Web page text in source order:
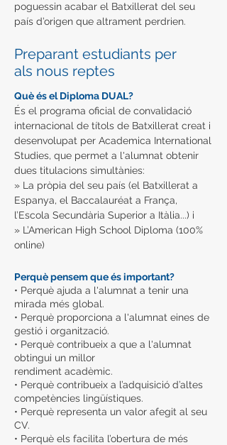
poguessin acabar el Batxillerat del seu
país d’origen que altrament perdrien.
Preparant estudiants per
als nous reptes
Què és el Diploma DUAL?
És el programa oficial de convalidació
internacional de títols de Batxillerat creat i
desenvolupat per Academica International
Studies, que permet a l'alumnat obtenir
dues titulacions simultànies:
» La pròpia del seu país (el Batxillerat a
Espanya, el Baccalauréat a França,
l’Escola Secundària Superior a Itàlia...) i
» L’American High School Diploma (100%
online)
Perquè pensem que és important?
• Perquè ajuda a l'alumnat a tenir una
mirada més global.
• Perquè proporciona a l'alumnat eines de
gestió i organització.
• Perquè contribueix a que a l'alumnat
obtingui un millor
rendiment acadèmic.
• Perquè contribueix a l’adquisició d’altes
competències lingüístiques.
• Perquè representa un valor afegit al seu
CV.
• Perquè els facilita l’obertura de més